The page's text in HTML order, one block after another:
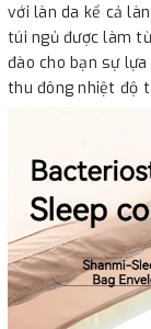
với làn da kể cả
túi ngủ được làm
đào cho bạn sự
thu đông nhiệt độ